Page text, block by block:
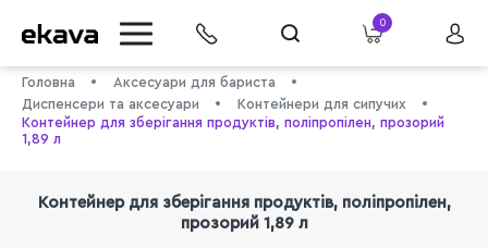
0
Головна
Аксесуари для бариста
Диспенсери та аксесуари
Контейнери для сипучих
Контейнер для зберігання продуктів, поліпропілен, прозорий
1,89 л
Контейнер для зберігання продуктів, поліпропілен,
прозорий 1,89 л